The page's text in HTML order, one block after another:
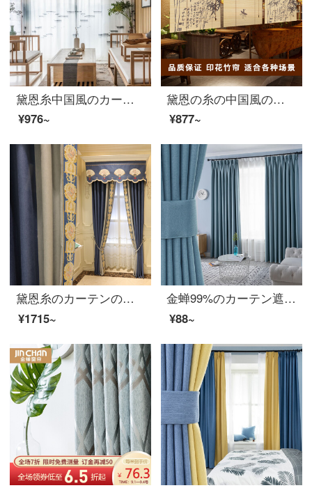
黛恩糸中国風のカーテン遮光リビングルームの書斎江南水郷シフォンデジタルプリントの古典中国風カーテンの完成品カスタマイズタバコ雨江南布幅一メートル（加工無料）
¥976~
黛恩の糸の中国風の印刷竹のカーテンは遮られて日を遮ります。
¥877~
黛恩糸のカーテンの完成品の純色をつなぎ合わせて新しい中国式の簡単な予約をします。現代のカーテンの翻り窓の寝室の刺繍の遮光布は図のカーテンの頭のように何メートルごとに何枚か撮ります。
¥1715~
金蝉99%のカーテン遮光北欧簡単断熱材サンシャインのように、寝室のカーテンの既製品のサンバイザーw字の紋様系-五色はオプションで0.1メートルの材料で撮り直します。
¥88~